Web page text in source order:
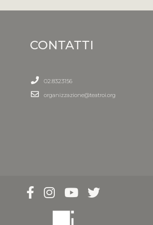
CONTATTI
02.8323156
organizzazione@teatroi.org